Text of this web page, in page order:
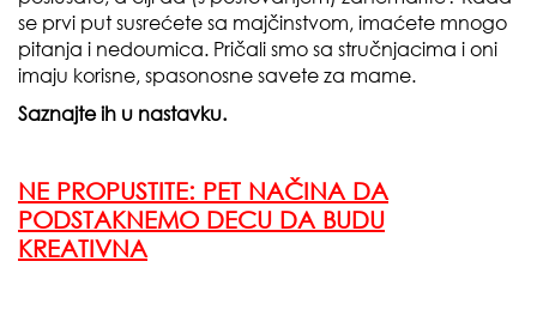
se prvi put susrećete sa majčinstvom, imaćete mnogo
pitanja i nedoumica. Pričali smo sa stručnjacima i oni
imaju korisne, spasonosne savete za mame.
Saznajte ih u nastavku.
NE PROPUSTITE: PET NAČINA DA
PODSTAKNEMO DECU DA BUDU
KREATIVNA